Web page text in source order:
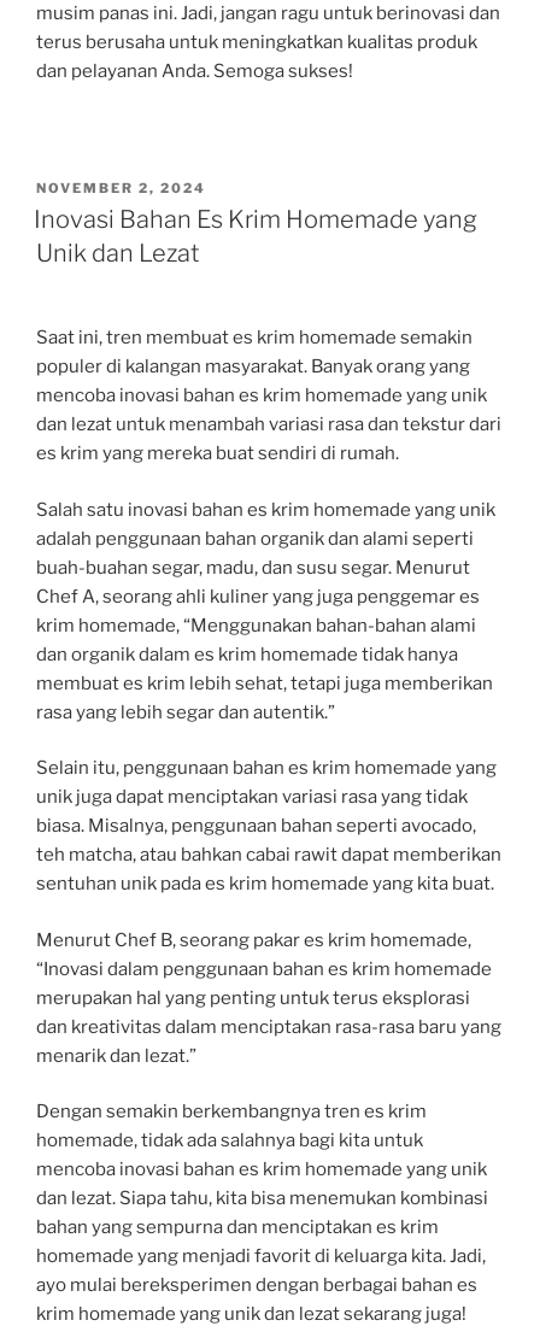
musim panas ini. Jadi, jangan ragu untuk berinovasi dan
terus berusaha untuk meningkatkan kualitas produk
dan pelayanan Anda. Semoga sukses!
POSTED
ON
NOVEMBER 2, 2024
Inovasi Bahan Es Krim Homemade yang
Unik dan Lezat
Saat ini, tren membuat es krim homemade semakin
populer di kalangan masyarakat. Banyak orang yang
mencoba inovasi bahan es krim homemade yang unik
dan lezat untuk menambah variasi rasa dan tekstur dari
es krim yang mereka buat sendiri di rumah.
Salah satu inovasi bahan es krim homemade yang unik
adalah penggunaan bahan organik dan alami seperti
buah-buahan segar, madu, dan susu segar. Menurut
Chef A, seorang ahli kuliner yang juga penggemar es
krim homemade, “Menggunakan bahan-bahan alami
dan organik dalam es krim homemade tidak hanya
membuat es krim lebih sehat, tetapi juga memberikan
rasa yang lebih segar dan autentik.”
Selain itu, penggunaan bahan es krim homemade yang
unik juga dapat menciptakan variasi rasa yang tidak
biasa. Misalnya, penggunaan bahan seperti avocado,
teh matcha, atau bahkan cabai rawit dapat memberikan
sentuhan unik pada es krim homemade yang kita buat.
Menurut Chef B, seorang pakar es krim homemade,
“Inovasi dalam penggunaan bahan es krim homemade
merupakan hal yang penting untuk terus eksplorasi
dan kreativitas dalam menciptakan rasa-rasa baru yang
menarik dan lezat.”
Dengan semakin berkembangnya tren es krim
homemade, tidak ada salahnya bagi kita untuk
mencoba inovasi bahan es krim homemade yang unik
dan lezat. Siapa tahu, kita bisa menemukan kombinasi
bahan yang sempurna dan menciptakan es krim
homemade yang menjadi favorit di keluarga kita. Jadi,
ayo mulai bereksperimen dengan berbagai bahan es
krim homemade yang unik dan lezat sekarang juga!